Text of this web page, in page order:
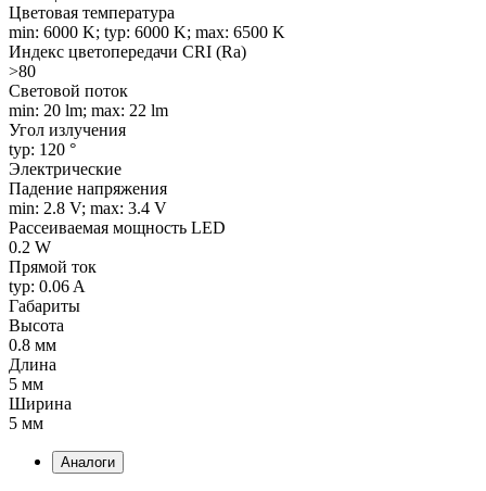
Цветовая температура
min: 6000 K; typ: 6000 K; max: 6500 K
Индекс цветопередачи CRI (Ra)
>80
Световой поток
min: 20 lm; max: 22 lm
Угол излучения
typ: 120 °
Электрические
Падение напряжения
min: 2.8 V; max: 3.4 V
Рассеиваемая мощность LED
0.2 W
Прямой ток
typ: 0.06 A
Габариты
Высота
0.8 мм
Длина
5 мм
Ширина
5 мм
Аналоги